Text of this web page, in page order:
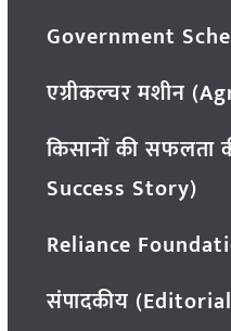
Government
एग्रीकल्चर मशीन
किसानों की सफलता
Success Story)
Reliance
संपादकीय